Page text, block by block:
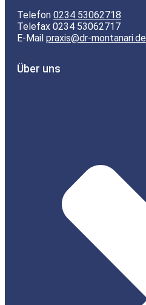
Telefon 0234 53062718
Telefax 0234 53062717
E-Mail praxis@dr-montanari.de
Über uns